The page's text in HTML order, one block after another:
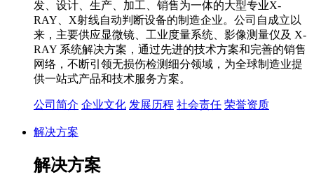
发、设计、生产、加工、销售为一体的大型专业X-
RAY、X射线自动判断设备的制造企业。公司自成立以
来，主要供应显微镜、工业度量系统、影像测量仪及 X-
RAY 系统解决方案，通过先进的技术方案和完善的销售
网络，不断引领无损伤检测细分领域，为全球制造业提
供一站式产品和技术服务方案。
公司简介 企业文化 发展历程 社会责任 荣誉资质
解决方案
解决方案